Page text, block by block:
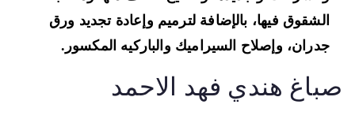
الشقوق فيها، بالإضافة لترميم وإعادة تجديد ورق
جدران، وإصلاح السيراميك والباركيه المكسور.
هندي فهد الاحمد